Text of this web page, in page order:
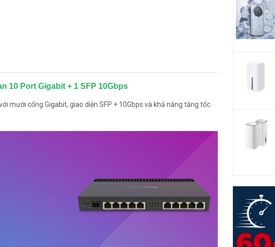
10 Port Gigabit + 1 SFP 10Gbps
mười cổng Gigabit, giao diện SFP + 10Gbps và khả năng tăng tốc